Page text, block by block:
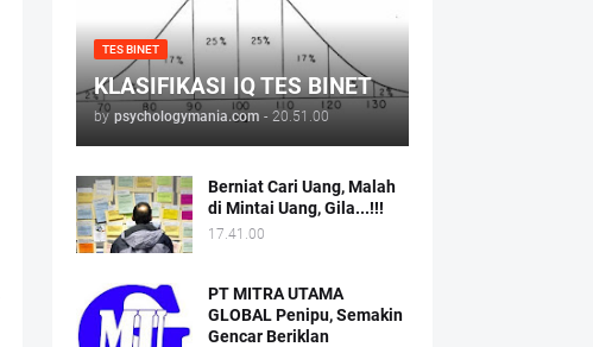
TES BINET
KLASIFIKASI IQ TES BINET
by psychologymania.com - 20.51.00
Berniat Cari Uang, Malah
di Mintai Uang, Gila...!!!
17.41.00
PT MITRA UTAMA
GLOBAL Penipu, Semakin
Gencar Beriklan